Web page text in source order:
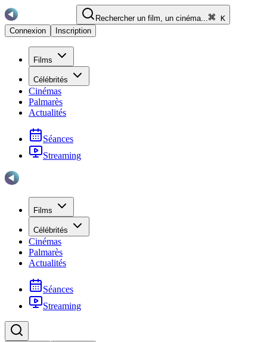
Rechercher un film, un cinéma...
K
Connexion
Inscription
Films
Célébrités
Cinémas
Palmarès
Actualités
Séances
Streaming
Films
Célébrités
Cinémas
Palmarès
Actualités
Séances
Streaming